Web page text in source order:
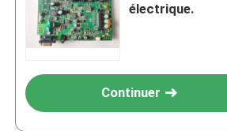
électrique.
Continuer